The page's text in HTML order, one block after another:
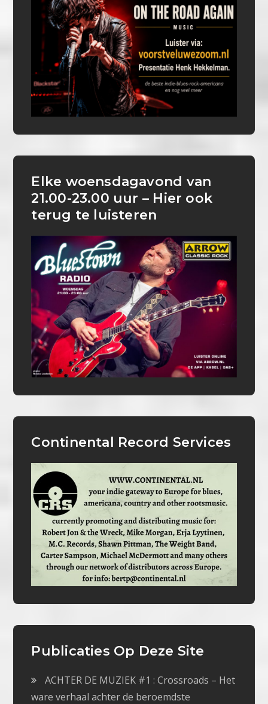
Elke woensdagavond van
21.00-23.00 uur – Hier ook
terug te luisteren
Continental Record Services
Publicaties Op Deze Site
ACHTER DE MUZIEK #1 : Crossroads – Het
ware verhaal achter de beroemdste